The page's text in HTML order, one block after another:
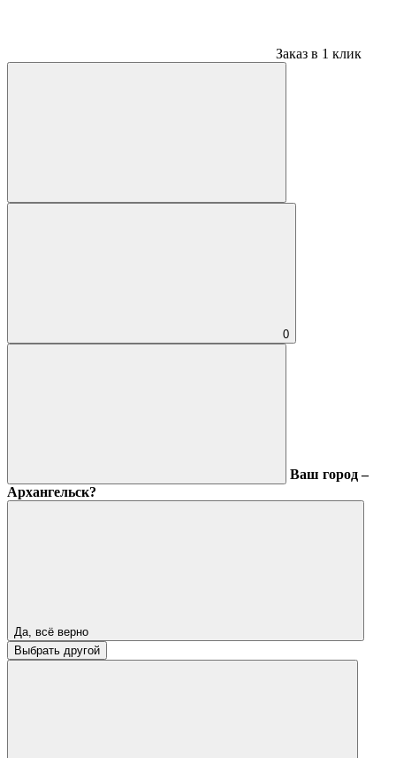
Заказ в 1 клик
0
Ваш город –
Архангельск?
Да, всё верно
Выбрать другой